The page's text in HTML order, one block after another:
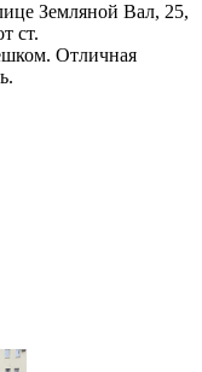
Земляной Вал, 25,
ст.
Отличная